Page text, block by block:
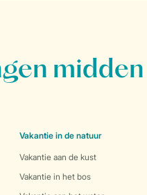
Vakantie in de natuur
Vakantie aan de kust
Vakantie in het bos